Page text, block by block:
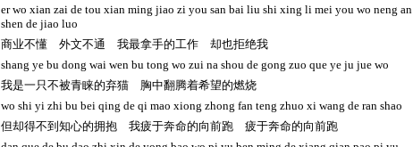
er wo xian zai de tou xian ming jiao zi you san bai liu shi xing li mei you wo neng an
shen de jiao luo
商业不懂 外文不通 我最拿手的工作 却也拒绝我
shang ye bu dong wai wen bu tong wo zui na shou de gong zuo que ye ju jue wo
我是一只不被青睐的弃猫 胸中翻腾着希望的燃烧
wo shi yi zhi bu bei qing de qi mao xiong zhong fan teng zhuo xi wang de ran shao
但却得不到知心的拥抱 我疲于奔命的向前跑 疲于奔命的向前跑